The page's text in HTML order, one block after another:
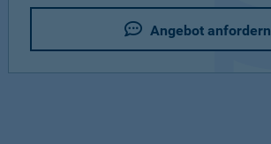
Angebot anfordern